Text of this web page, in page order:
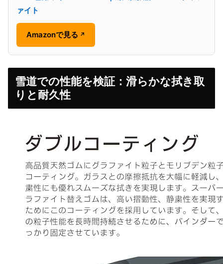
ァイト
Amazonで見る ↗
雪道での性能を検証：滑らかな拭き取
りと耐久性